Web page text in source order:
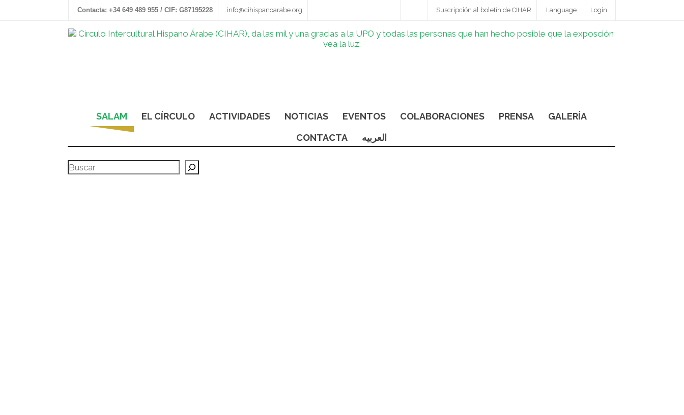
Contacta: +34 649 489 955 / CIF: G87195228 info@cihispanoarabe.org Login
Language
Suscripción al boletín de CIHAR
SALAM EL CÍRCULO ACTIVIDADES NOTICIAS EVENTOS COLABORACIONES PRENSA
GALERÍA
CONTACTA
العربيه
Buscar